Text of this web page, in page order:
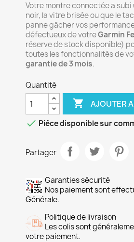
Votre montre connectée a
noir, la vitre brisée ou que le
panne gâcher vos
défectueux de votreGarmin
réserve de stock disponible)
toutes les fonctionnalités de
garantie de 3 mois.
Quantité
 AJOUTER
 Pièce disponible sur
Partager
Garanties sécurité
Nos paiement sont
Générale.
Politique de livraison
Les colis sont
votre paiement.